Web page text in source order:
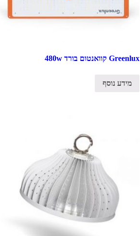
Greenlux קוואנטום בורד 480w
מידע נוסף